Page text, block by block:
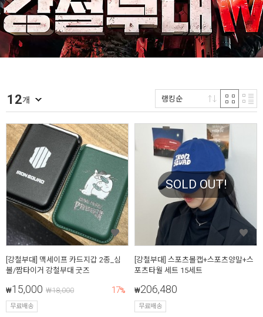
12개 랭킹순
[강철부대] 맥세이프 카드지갑 2종_심
볼/짬타이거 강철부대 굿즈
₩15,000 ₩18,000 17%
무료배송
SOLD OUT!
[강철부대] 스포츠볼캡+스포츠양말+스
포츠타월 세트 15세트
₩206,480
무료배송